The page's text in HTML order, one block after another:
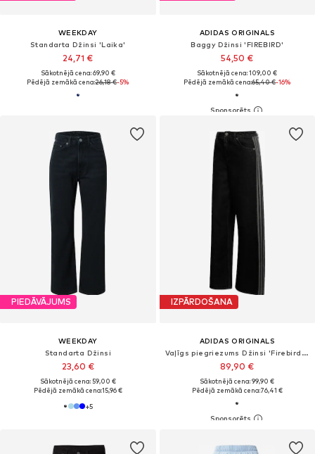
WEEKDAY
Standarta Džinsi 'Laika'
24,71 €
Sākotnējā cena: 69,90 €
Pēdējā zemākā cena:26,18 €-5%
ADIDAS ORIGINALS
Baggy Džinsi 'FIREBIRD'
54,50 €
Sākotnējā cena: 109,00 €
Pēdējā zemākā cena:65,40 €-16%
PIEDĀVĀJUMS
WEEKDAY
Standarta Džinsi
23,60 €
Sākotnējā cena: 59,00 €
Pēdējā zemākā cena:15,96 €
+5
IZPĀRDOŠANA
ADIDAS ORIGINALS
Vaļīgs piegriezums Džinsi 'Firebird Track'
89,90 €
Sākotnējā cena: 99,90 €
Pēdējā zemākā cena:76,41 €